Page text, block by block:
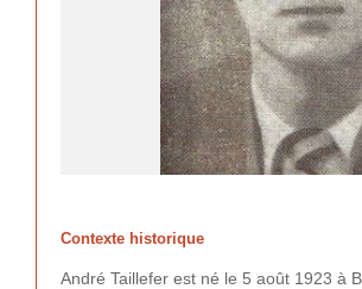
Contexte historique
André Taillefer est né le 5 août 1923 à